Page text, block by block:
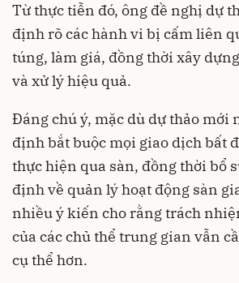
Từ thực tiễn đó, ông đề nghị dự
định rõ các hành vi bị cấm liên
túng, làm giá, đồng thời xây
và xử lý hiệu quả.
Đáng chú ý, mặc dù dự thảo mới
định bắt buộc mọi giao dịch bất
thực hiện qua sàn, đồng thời bổ
định về quản lý hoạt động sàn
nhiều ý kiến cho rằng trách
của các chủ thể trung gian vẫn
cụ thể hơn.